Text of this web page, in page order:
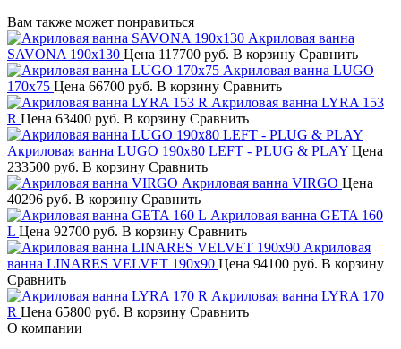
Вам также может понравиться
Акриловая ванна
SAVONA 190х130 Цена 117700 руб. В корзину Сравнить
Акриловая ванна LUGO
170x75 Цена 66700 руб. В корзину Сравнить
Акриловая ванна LYRA 153
R Цена 63400 руб. В корзину Сравнить
Акриловая ванна LUGO 190x80 LEFT - PLUG & PLAY Цена
233500 руб. В корзину Сравнить
Акриловая ванна VIRGO Цена
40296 руб. В корзину Сравнить
Акриловая ванна GETA 160
L Цена 92700 руб. В корзину Сравнить
Акриловая
ванна LINARES VELVET 190x90 Цена 94100 руб. В корзину
Сравнить
Акриловая ванна LYRA 170
R Цена 65800 руб. В корзину Сравнить
О компании